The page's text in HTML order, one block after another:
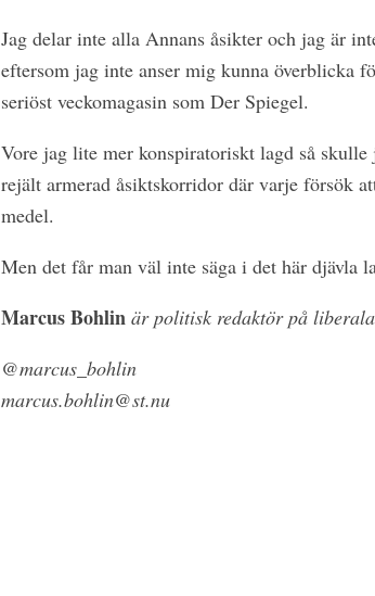
Jag delar inte alla Annans åsikter och jag är
eftersom jag inte anser mig kunna överblicka
seriöst veckomagasin som Der Spiegel.
Vore jag lite mer konspiratoriskt lagd så
rejält armerad åsiktskorridor där varje försök
medel.
Men det får man väl inte säga i det här djävla
Marcus Bohlinär politisk redaktör på
@marcus_bohlin
marcus.bohlin@st.nu